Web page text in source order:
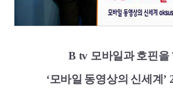
B tv 모바일과 호핀을
‘모바일 동영상의 신세계’